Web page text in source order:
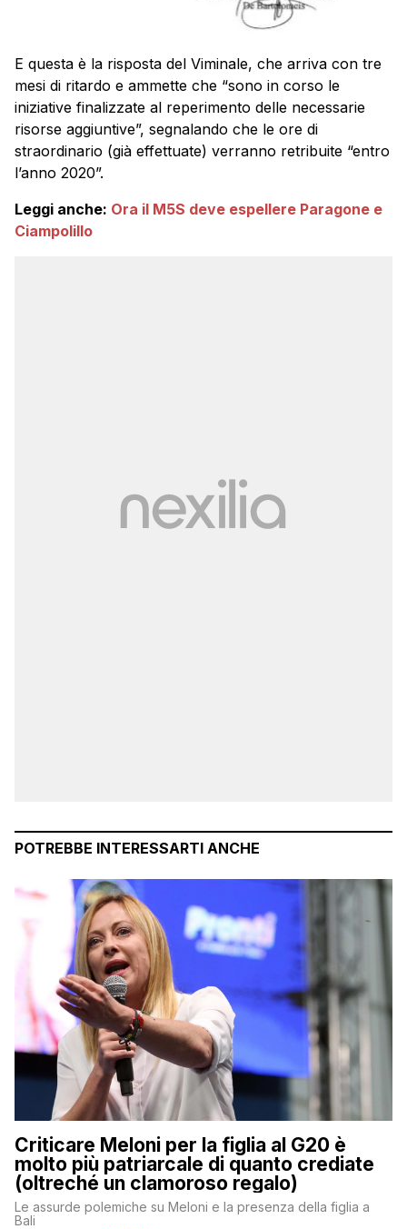
E questa è la risposta del Viminale, che arriva con tre
mesi di ritardo e ammette che “sono in corso le
iniziative finalizzate al reperimento delle necessarie
risorse aggiuntive”, segnalando che le ore di
straordinario (già effettuate) verranno retribuite “entro
l’anno 2020”.
Leggi anche: Ora il M5S deve espellere Paragone e
Ciampolillo
POTREBBE INTERESSARTI ANCHE
Criticare Meloni per la figlia al G20 è
molto più patriarcale di quanto crediate
(oltreché un clamoroso regalo)
Le assurde polemiche su Meloni e la presenza della figlia a
Bali